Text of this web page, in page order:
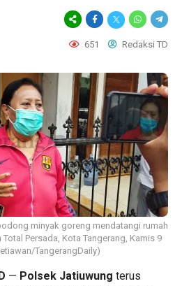
651 Redaksi TD
minyak goreng mendatangi rumah
Persada, Kota Tangerang, Kamis 9
TangerangDaily)
— Polsek Jatiuwung terus